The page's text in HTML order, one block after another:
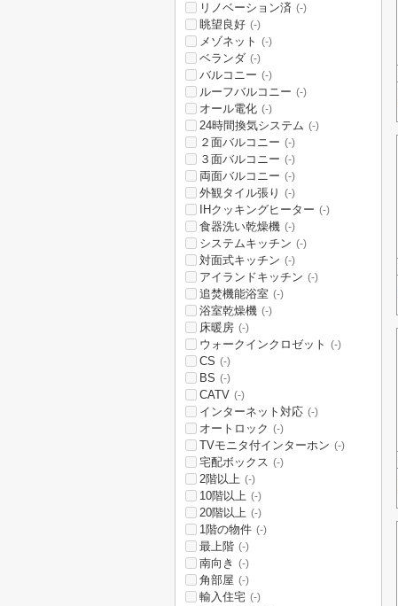
リノベーション済 (-)
眺望良好 (-)
メゾネット (-)
ベランダ (-)
バルコニー (-)
ルーフバルコニー (-)
オール電化 (-)
24時間換気システム (-)
２面バルコニー (-)
３面バルコニー (-)
両面バルコニー (-)
外観タイル張り (-)
IHクッキングヒーター (-)
食器洗い乾燥機 (-)
システムキッチン (-)
対面式キッチン (-)
アイランドキッチン (-)
追焚機能浴室 (-)
浴室乾燥機 (-)
床暖房 (-)
ウォークインクロゼット (-)
CS (-)
BS (-)
CATV (-)
インターネット対応 (-)
オートロック (-)
TVモニタ付インターホン (-)
宅配ボックス (-)
2階以上 (-)
10階以上 (-)
20階以上 (-)
1階の物件 (-)
最上階 (-)
南向き (-)
角部屋 (-)
輸入住宅 (-)